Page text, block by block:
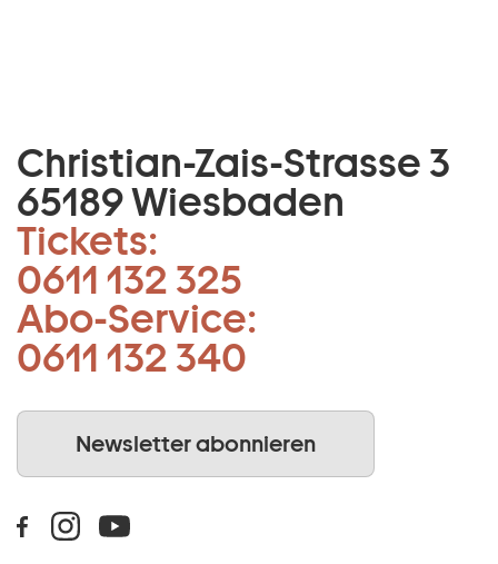
Christian-Zais-Strasse 3
65189 Wiesbaden
Tickets:
0611 132 325
Abo-Service:
0611 132 340
Newsletter abonnieren